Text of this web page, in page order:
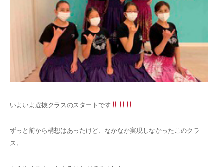
いよいよ選抜クラスのスタートです
ずっと前から構想はあったけど、なかなか実現しなかったこのクラ
ス。
お知らせ
見学・体験申込
お問い合わせ